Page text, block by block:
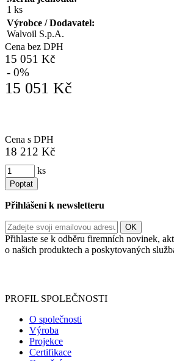
1 ks
Výrobce / Dodavatel:
Walvoil S.p.A.
Cena bez DPH
15 051 Kč
- 0%
15 051 Kč
Cena s DPH
18 212 Kč
ks
Poptat
Přihlášení k newsletteru
Přihlaste se k odběru firemních novinek,
o našich produktech a poskytovaných
PROFIL SPOLEČNOSTI
O společnosti
Výroba
Projekce
Certifikace